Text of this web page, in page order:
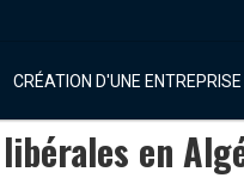
CRÉATION D'UNE ENTREPRISE
en